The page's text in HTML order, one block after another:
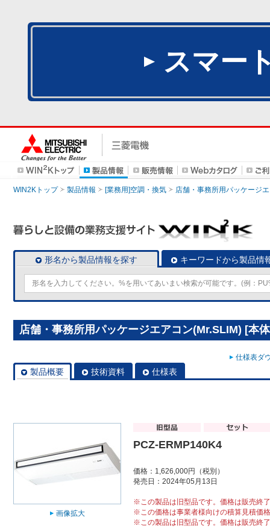
スマー
WIN2Kトップ 製品情報 [業務用]空調・換気 店舗・事務所用パッケージ
形名から製品情報を探す キーワードから製品情
店舗・事務所用パッケージエアコン(Mr.SLIM) [本
仕様表ダ
製品概要 技術資料 仕様表
画像拡大
PCZ-ERMP140K4
価格：1,626,000円（税別）
発売日：2024年05月13日
※この製品は旧型品です。価格は販売終
※この価格は事業者様向けの積算見積価
※この製品は旧型品です。価格は販売終